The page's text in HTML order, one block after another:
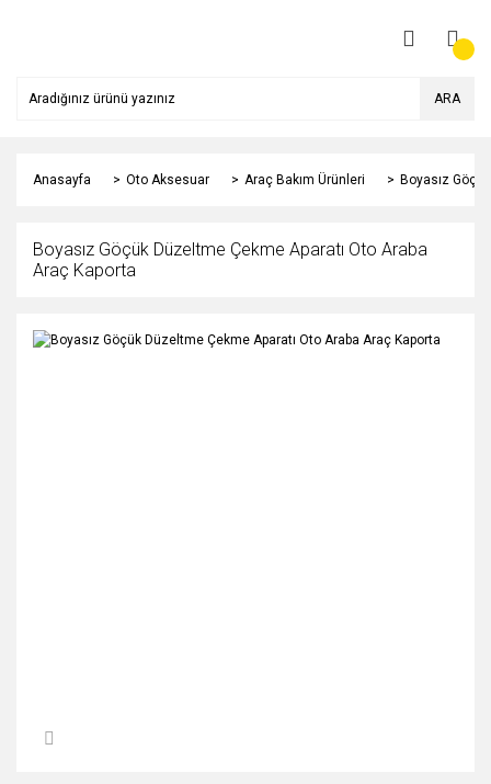
ARA
Anasayfa Oto Aksesuar Araç Bakım Ürünleri Boyasız
Boyasız Göçük Düzeltme Çekme Aparatı Oto Araba
Araç Kaporta